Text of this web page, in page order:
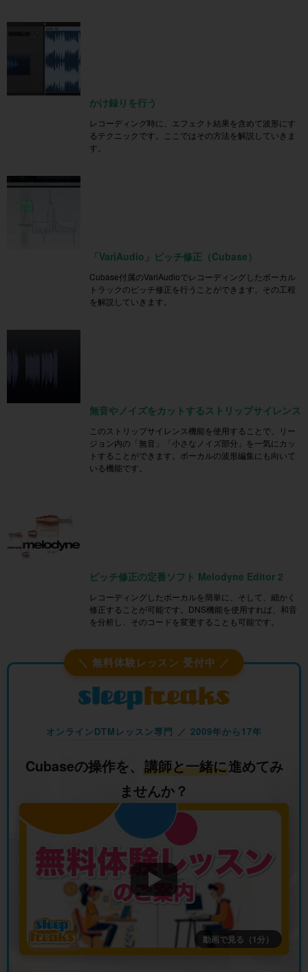
かけ録りを行う
レコーディング時に、エフェクト結果を含めて波形にす
るテクニックです。ここではその方法を解説していきま
す。
「VariAudio」ピッチ修正（Cubase）
Cubase付属のVariAudioでレコーディングしたボーカル
トラックのピッチ修正を行うことができます。その工程
を解説していきます。
無音やノイズをカットするストリップサイレンス
このストリップサイレンス機能を使用することで、リー
ジョン内の「無音」「小さなノイズ部分」を一気にカッ
トすることができます。ボーカルの波形編集にも向いて
いる機能です。
ピッチ修正の定番ソフト Melodyne Editor 2
レコーディングしたボーカルを簡単に、そして、細かく
修正することが可能です。DNS機能を使用すれば、和音
を分析し、そのコードを変更することも可能です。
＼ 無料体験レッスン 受付中 ／
オンラインDTMレッスン専門 ／ 2009年から17年
Cubaseの操作を、 講師と一緒に進めてみ
ませんか？
動画で見る（1分）